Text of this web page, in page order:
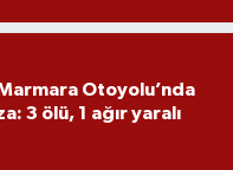
Otoyolu’nda
3 ölü, 1 ağır yaralı